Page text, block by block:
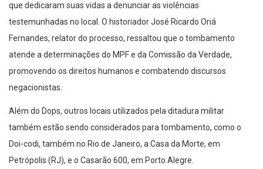
que dedicaram suas vidas a denunciar as violências
testemunhadas no local. O historiador José Ricardo Oriá
Fernandes, relator do processo, ressaltou que o tombamento
atende a determinações do MPF e da Comissão da Verdade,
promovendo os direitos humanos e combatendo discursos
negacionistas.
Além do Dops, outros locais utilizados pela ditadura militar
também estão sendo considerados para tombamento, como o
Doi-codi, também no Rio de Janeiro, a Casa da Morte, em
Petrópolis (RJ), e o Casarão 600, em Porto Alegre.